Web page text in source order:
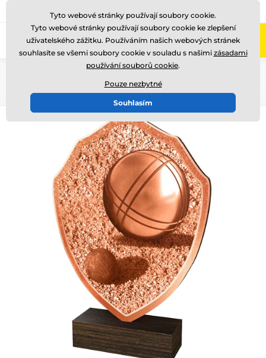
Zavolejte nám (Po-Pá 8-17)
Tyto webové stránky používají soubory cookie.
Tyto webové stránky používají soubory cookie ke zlepšení
uživatelského zážitku. Používáním našich webových stránek
souhlasíte se všemi soubory cookie v souladu s našimi zásadami
používání souborů cookie.
Pouze nezbytné
Souhlasím